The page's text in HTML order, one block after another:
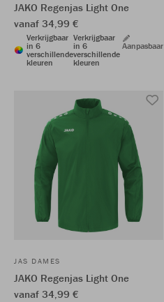
JAKO Regenjas Light One
vanaf 34,99 €
Verkrijgbaar
in 6
verschillende
kleuren
Verkrijgbaar
in 6
verschillende
kleuren
Aanpasbaar
JAS DAMES
JAKO Regenjas Light One
vanaf 34,99 €